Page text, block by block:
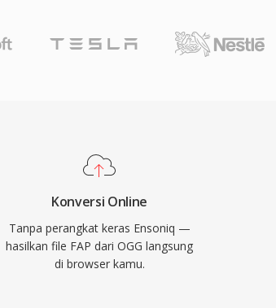
Konversi Online
Tanpa perangkat keras Ensoniq —
hasilkan file FAP dari OGG langsung
di browser kamu.